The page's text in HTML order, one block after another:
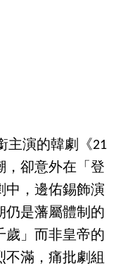
主演的韓劇《21
，卻意外在「登
中，邊佑錫飾演
仍是藩屬體制的
歲」而非皇帝的
不滿，痛批劇組